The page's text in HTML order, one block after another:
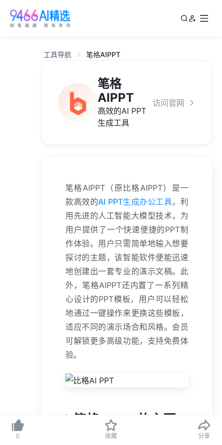
0 收藏 分享
工具导航 笔格AIPPT
笔格
AIPPT
高效的AI PPT
生成工具
访问官网
笔格AIPPT（原比格AIPPT）是一
款高效的AI PPT生成办公工具，利
用先进的人工智能大模型技术，为
用户提供了一个快速便捷的PPT制
作体验。用户只需简单地输入想要
探讨的主题，该智能软件便能迅速
地创建出一套专业的演示文稿。此
外，笔格AIPPT还内置了一系列精
心设计的PPT模板，用户可以轻松
地通过一键操作来更换这些模板，
适应不同的演示场合和风格。会员
可解锁更多高级功能，支持免费体
验。
笔格AIPPT的主要